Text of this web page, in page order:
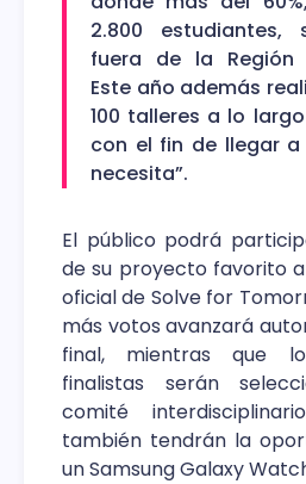
2.800 estudiantes,
fuera de la Región
Este año además
100 talleres a lo
con el fin de llegar
necesita”.
El público podrá
de su proyecto favorito
oficial de Solve for
más votos avanzará
final, mientras que
finalistas serán
comité
también tendrán la
un Samsung Galaxy